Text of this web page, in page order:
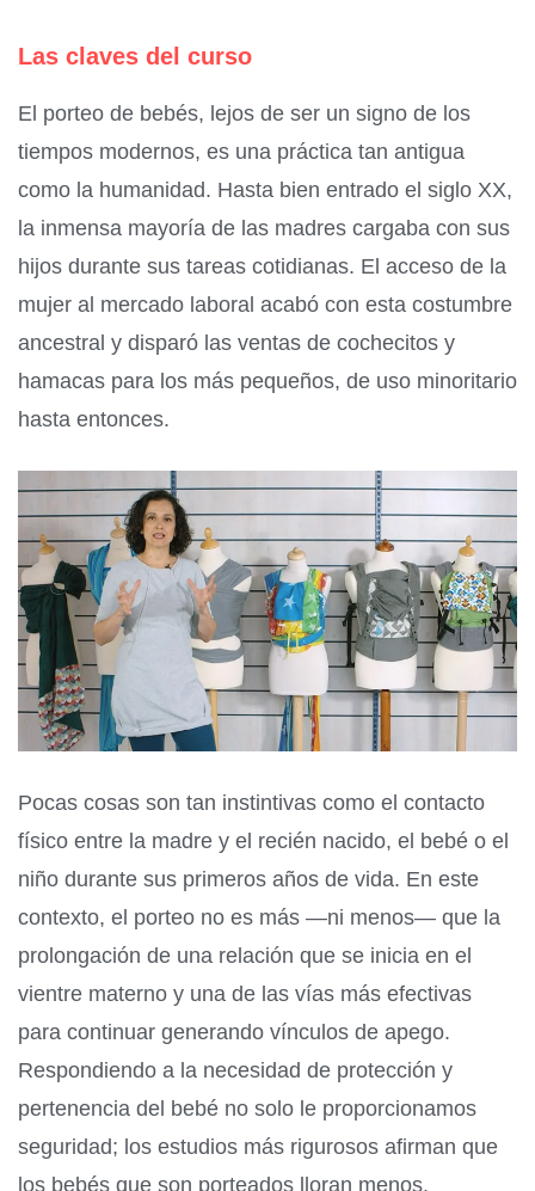
Las claves del curso
El porteo de bebés, lejos de ser un signo de los
tiempos modernos, es una práctica tan antigua
como la humanidad. Hasta bien entrado el siglo XX,
la inmensa mayoría de las madres cargaba con sus
hijos durante sus tareas cotidianas. El acceso de la
mujer al mercado laboral acabó con esta costumbre
ancestral y disparó las ventas de cochecitos y
hamacas para los más pequeños, de uso minoritario
hasta entonces.
Pocas cosas son tan instintivas como el contacto
físico entre la madre y el recién nacido, el bebé o el
niño durante sus primeros años de vida. En este
contexto, el porteo no es más —ni menos— que la
prolongación de una relación que se inicia en el
vientre materno y una de las vías más efectivas
para continuar generando vínculos de apego.
Respondiendo a la necesidad de protección y
pertenencia del bebé no solo le proporcionamos
seguridad; los estudios más rigurosos afirman que
los bebés que son porteados lloran menos,